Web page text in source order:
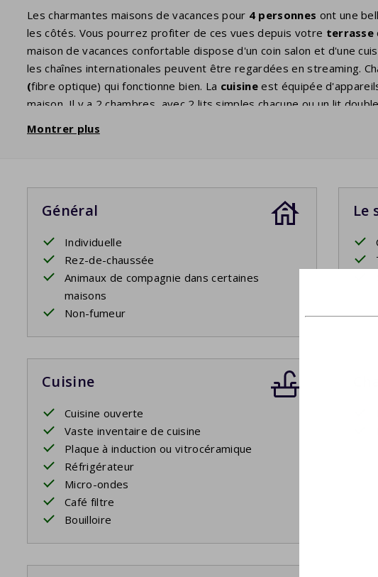
Les charmantes maisons de vacances pour 4 personnes ont une
les côtés. Vous pourrez profiter de ces vues depuis votre terrasse
maison de vacances confortable dispose d'un coin salon et d'une
les chaînes internationales peuvent être regardées en streaming.
(fibre optique) qui fonctionne bien. La cuisine est équipée
maison. Il y a 2 chambres, avec 2 lits simples chacune ou un lit
l'autre chambre. La
séparées. Le parc est spacieux avec beaucoup de verdure et
Montrer plus
Général
Individuelle
Rez-de-chaussée
Animaux de compagnie dans certaines
maisons
Non-fumeur
Le
Cuisine
Cuisine ouverte
Vaste inventaire de cuisine
Plaque à induction ou vitrocéramique
Réfrigérateur
Micro-ondes
Café filtre
Bouilloire